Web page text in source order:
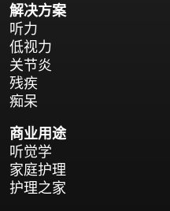
解决方案
听力
低视力
关节炎
残疾
痴呆
商业用途
听觉学
家庭护理
护理之家